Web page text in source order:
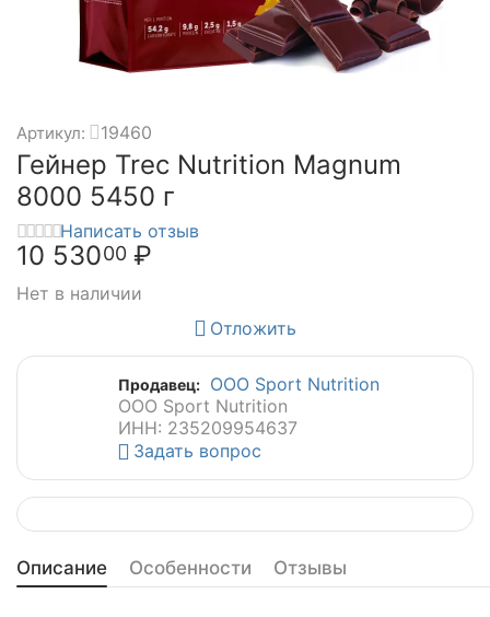
Артикул: 19460
Гейнер Trec Nutrition Magnum
8000 5450 г
Написать отзыв
10 53000 ₽
Нет в наличии
Отложить
Продавец: ООО Sport Nutrition
ООО Sport Nutrition
ИНН: 235209954637
Задать вопрос
Описание Особенности Отзывы